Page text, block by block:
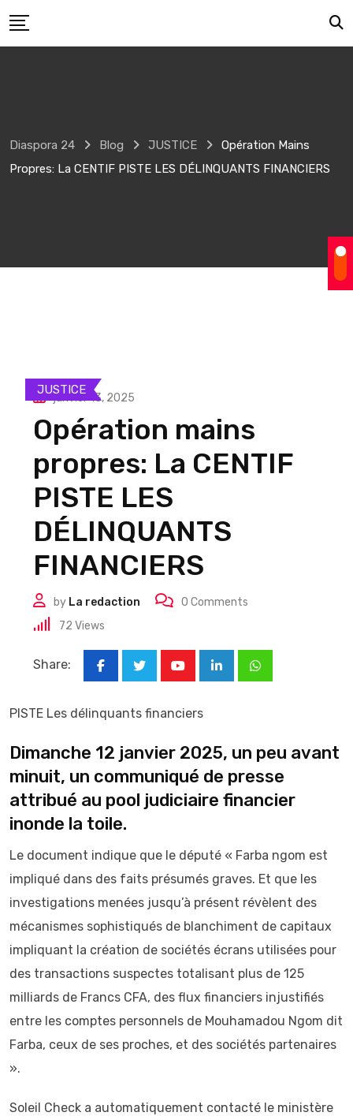
to
Diaspora 24 Blog JUSTICE
Opération Mains
Propres: La CENTIF PISTE LES DÉLINQUANTS FINANCIERS
JUSTICE
janvier 13, 2025
Opération mains
propres: La CENTIF
PISTE LES
DÉLINQUANTS
FINANCIERS
by La redaction 0 Comments
72 Views
Share:
LinkedInWhatsapp
PISTE Les délinquants financiers
Dimanche 12 janvier 2025, un peu avant
minuit, un communiqué de presse
attribué au pool judiciaire financier
inonde la toile.
Le document indique que le député « Farba ngom est
impliqué dans des faits présumés graves. Et que les
investigations menées jusqu’à présent révèlent des
mécanismes sophistiqués de blanchiment de capitaux
impliquant la création de sociétés écrans utilisées pour
des transactions suspectes totalisant plus de 125
milliards de Francs CFA, des flux financiers injustifiés
entre les comptes personnels de Mouhamadou Ngom dit
Farba, ceux de ses proches, et des sociétés partenaires
».
Soleil Check a automatiquement contacté le ministère